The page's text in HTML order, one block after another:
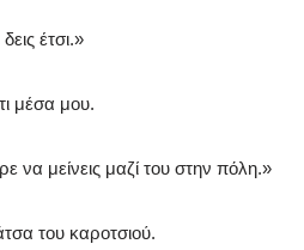
έτσι.»
μέσα μου.
να μείνεις μαζί του στην πόλη.»
του καροτσιού.